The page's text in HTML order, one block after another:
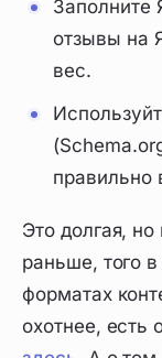
Заполните
отзывы на
вес.
правильно
Это долгая, но
раньше, того
форматах
охотнее, есть